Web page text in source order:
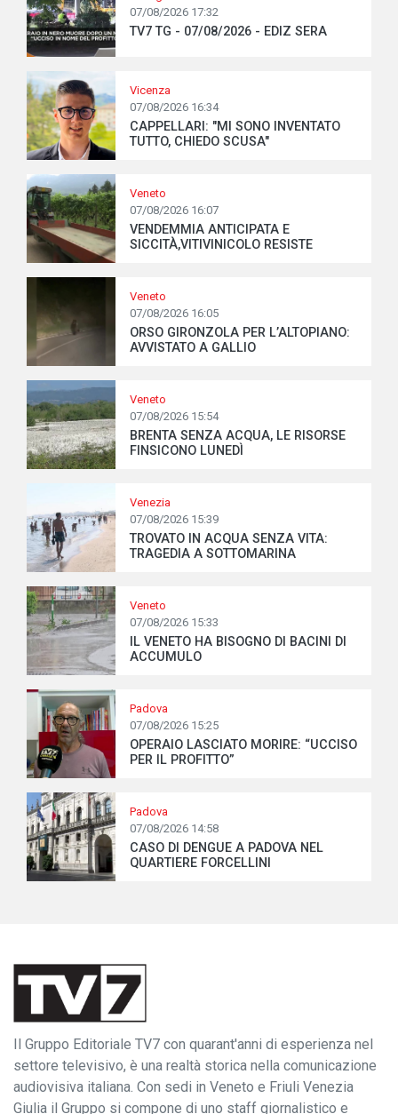
07/08/2026 17:32
TV7 TG - 07/08/2026 - EDIZ SERA
Vicenza
07/08/2026 16:34
CAPPELLARI: "MI SONO INVENTATO
TUTTO, CHIEDO SCUSA"
Veneto
07/08/2026 16:07
VENDEMMIA ANTICIPATA E
SICCITÀ,VITIVINICOLO RESISTE
Veneto
07/08/2026 16:05
ORSO GIRONZOLA PER L’ALTOPIANO:
AVVISTATO A GALLIO
Veneto
07/08/2026 15:54
BRENTA SENZA ACQUA, LE RISORSE
FINSICONO LUNEDÌ
Venezia
07/08/2026 15:39
TROVATO IN ACQUA SENZA VITA:
TRAGEDIA A SOTTOMARINA
Veneto
07/08/2026 15:33
IL VENETO HA BISOGNO DI BACINI DI
ACCUMULO
Padova
07/08/2026 15:25
OPERAIO LASCIATO MORIRE: “UCCISO
PER IL PROFITTO”
Padova
07/08/2026 14:58
CASO DI DENGUE A PADOVA NEL
QUARTIERE FORCELLINI
Il Gruppo Editoriale TV7 con quarant'anni di esperienza nel
settore televisivo, è una realtà storica nella comunicazione
audiovisiva italiana. Con sedi in Veneto e Friuli Venezia
Giulia il Gruppo si compone di uno staff giornalistico e